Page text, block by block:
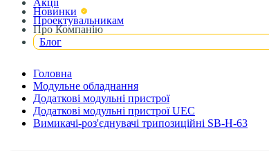
Акції
Новинки
Проектувальникам
Про Компанію
Блог
Головна
Модульне обладнання
Додаткові модульні пристрої
Додаткові модульні пристрої UEC
Вимикачі-роз'єднувачі трипозиційні SB-H-63